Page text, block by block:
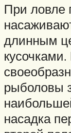
При ловле
длинным
рыболовы
насадка